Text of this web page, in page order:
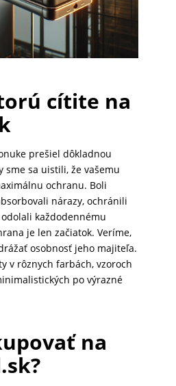
cítite na
prešiel dôkladnou
sme sa uistili, že vašemu
ochranu. Boli
nárazy, ochránili
každodennému
je len začiatok. Veríme,
osobnosť jeho majiteľa.
v rôznych farbách, vzoroch
po výrazné
na